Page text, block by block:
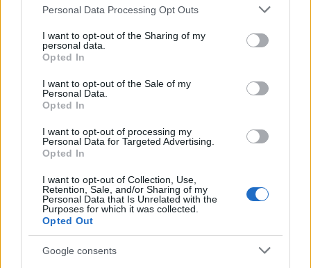
Please note that this website/app uses one or more Google
not limited to your visit or usage behaviour. You may click to
grant or deny consent to Google and its third-party tags to
use your data for below specified purposes in below Google
consent section.
Personal Data Processing Opt Outs
I want to opt-out of the Sharing of my
personal data.
Opted In
I want to opt-out of the Sale of my
Personal Data.
Opted In
I want to opt-out of processing my
Personal Data for Targeted Advertising.
Opted In
I want to opt-out of Collection, Use,
Retention, Sale, and/or Sharing of my
Personal Data that Is Unrelated with the
Purposes for which it was collected.
Opted Out
Google consents
Guida alla scelta delle fioriere da esterno: materiali,
Greta Salvati · 9 Ago 2026